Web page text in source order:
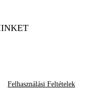
Felhasználási Feltételek